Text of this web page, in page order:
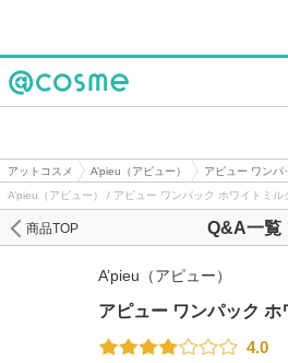
アットコスメ A’pieu（アピュー） アピュー ワンパ
A’pieu（アピュー） / アピュー ワンパック ホワイトミル
Q&A一覧
商品TOP
A’pieu（アピュー）
アピュー ワンパック ホ
4.0